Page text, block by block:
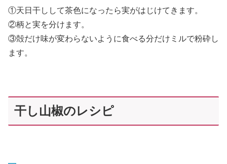
①天日干しして茶色になったら実がはじけてきます。
②柄と実を分けます。
③殻だけ味が変わらないように食べる分だけミルで粉砕し
ます。
干し山椒のレシピ